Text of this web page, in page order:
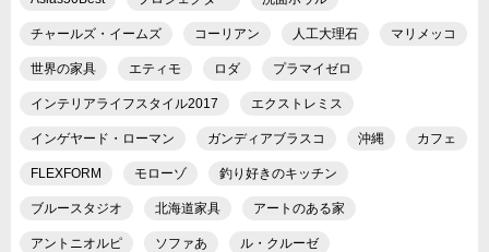
チャールズ・イームズ コーリアン 人工大理石 マリメッコ
世界の家具 エティモ ロダ プラマイゼロ
インテリアライフスタイル2017 エクストレミス
インゲヤード・ローマン ガンディアブラスコ 沖縄 カフェ
FLEXFORM モローゾ 釣り好きのキッチン
ブルースタジオ 北海道家具 アートのある家
アントニオルピ ソファあ ル・クルーゼ